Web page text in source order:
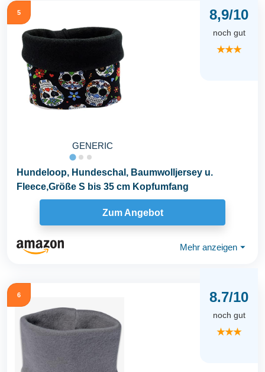
5
GENERIC
8,9/10
noch gut
★★★
Hundeloop, Hundeschal, Baumwolljersey u.
Fleece,Größe S bis 35 cm Kopfumfang
Zum Angebot
Mehr anzeigen ⏷
6 8.7/10
noch gut
★★★